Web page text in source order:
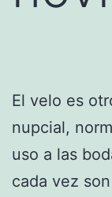
El velo es
nupcial,
uso a las
cada vez